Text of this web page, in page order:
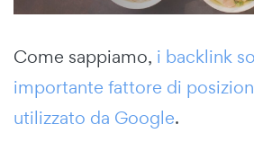
Come sappiamo, i backlink
importante fattore di
utilizzato da Google.